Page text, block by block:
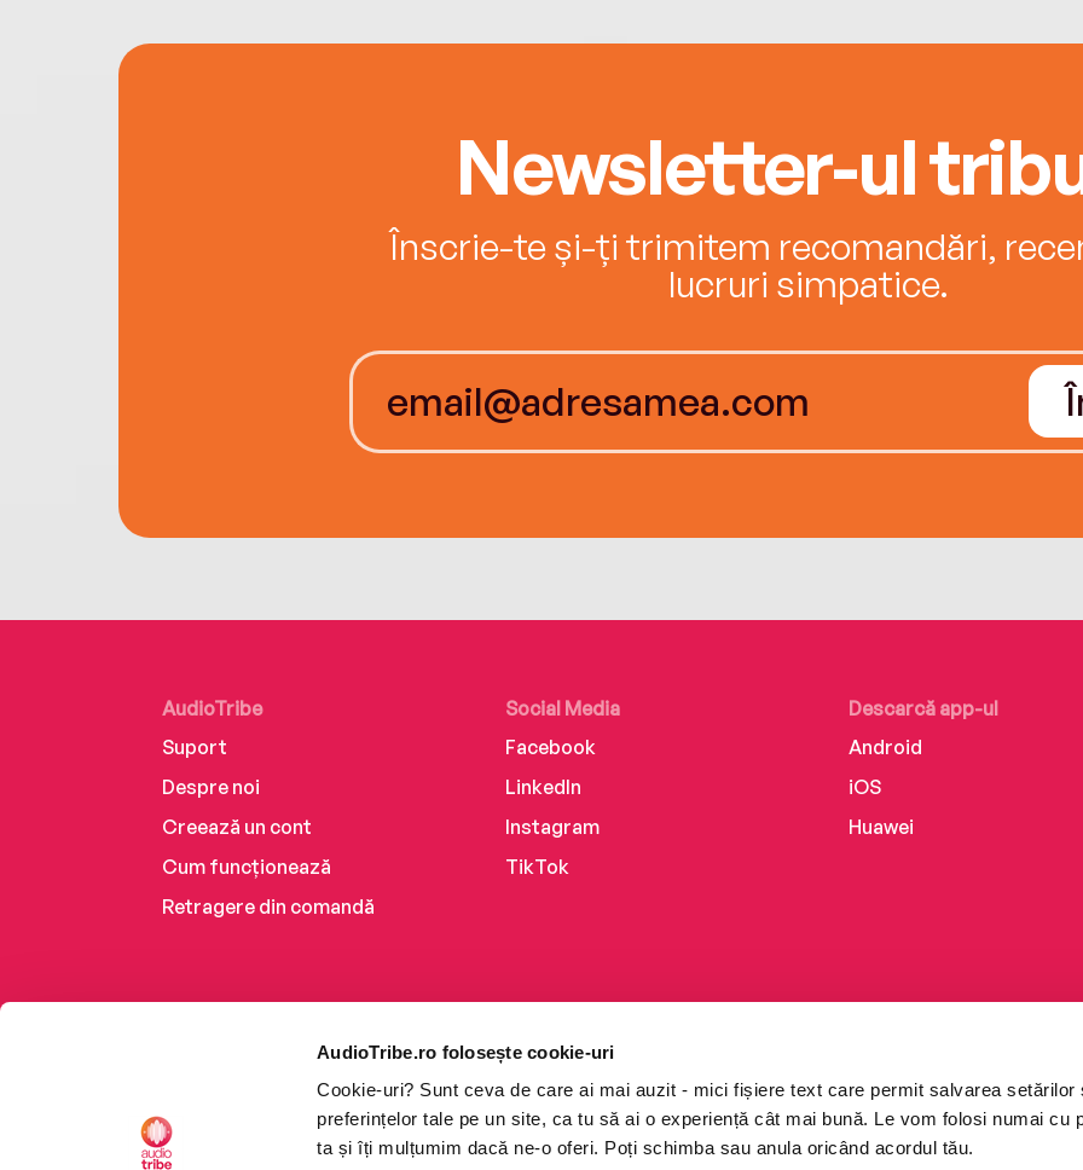
AudioTribe.ro folosește cookie-uri
Cookie-uri? Sunt ceva de care ai mai auzit - mici fișiere text care permit salvarea setărilor
preferințelor tale pe un site, ca tu să ai o experiență cât mai bună. Le vom folosi numai cu
ta și îți mulțumim dacă ne-o oferi. Poți schimba sau anula oricând acordul tău.
Newsletter-ul
Înscrie-te și-ți trimitem recomandări,
lucruri simpatice.
AudioTribe
Suport
Despre noi
Creează un cont
Cum funcționează
Retragere din comandă
Social Media
Facebook
LinkedIn
Instagram
TikTok
Descarcă app-ul
Android
iOS
Huawei